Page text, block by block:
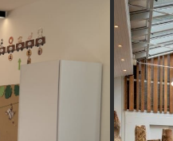
werden (z. B. IP-
oder Anzeigen- und
Verwendung Ihrer Daten
finden Sie eine Übersicht über
zu ganzen
anzeigen lassen
akzeptieren